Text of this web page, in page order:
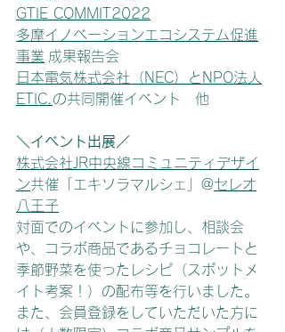
GTIE COMMIT2022
多摩イノベーションエコシステム促進
事業 成果報告会
日本電気株式会社（NEC）
と NPO法人
ETIC. の共同開催イベント　他
＼イベント出展／
株式会社JR中央線コミュニティデザイ
ン共催「エキソラマルシェ」@セレオ
八王子
対面でのイベントに参加し、相談会
や、コラボ商品であるチョコレートと
季節野菜を使ったレシピ（スポットメ
イト考案！）の配布等を行いました。
また、会員登録をしていただいた方に